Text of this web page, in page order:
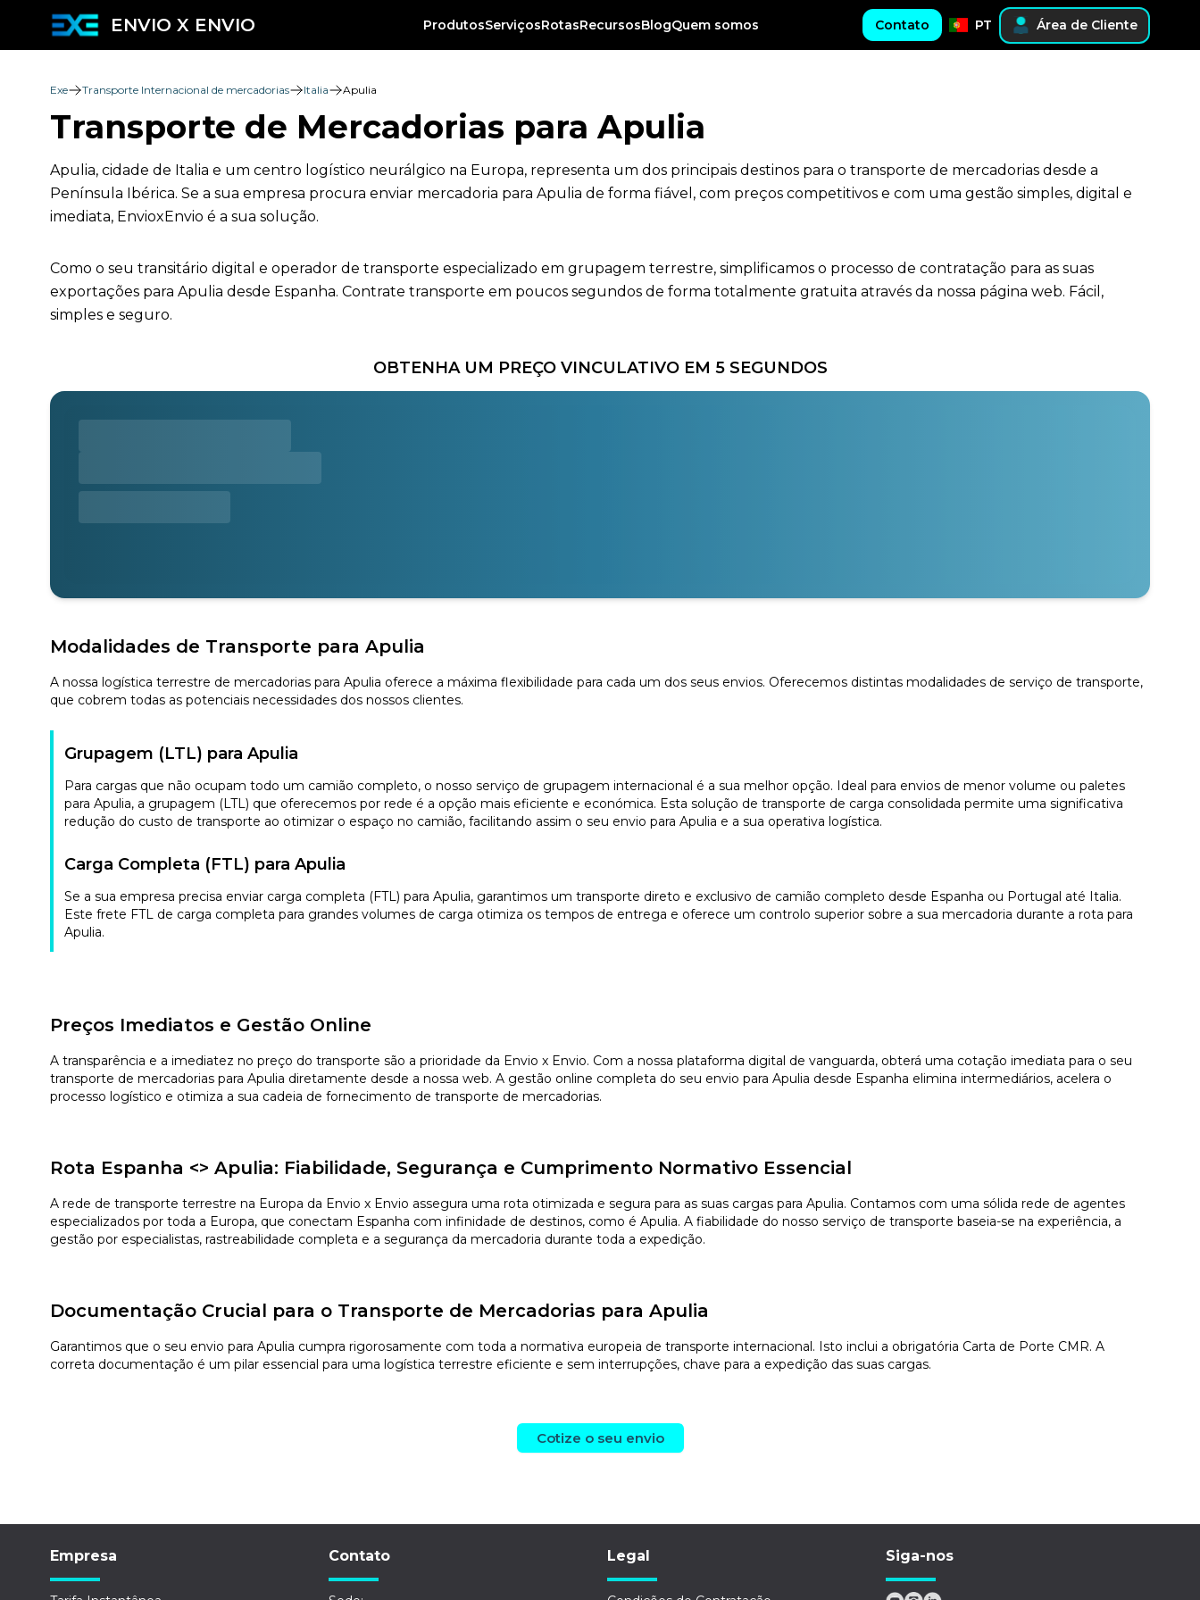
ENVIO X ENVIO ProdutosServiçosRotasRecursosBlogQuem somos Contato PT Área de Cliente
Exe Transporte Internacional de mercadorias Italia Apulia
Transporte de Mercadorias para Apulia
Apulia, cidade de Italia e um centro logístico neurálgico na Europa, representa um dos principais destinos para o transporte de mercadorias desde a
Península Ibérica. Se a sua empresa procura enviar mercadoria para Apulia de forma fiável, com preços competitivos e com uma gestão simples, digital e
imediata, EnvioxEnvio é a sua solução.
Como o seu transitário digital e operador de transporte especializado em grupagem terrestre, simplificamos o processo de contratação para as suas
exportações para Apulia desde Espanha. Contrate transporte em poucos segundos de forma totalmente gratuita através da nossa página web. Fácil,
simples e seguro.
OBTENHA UM PREÇO VINCULATIVO EM 5 SEGUNDOS
Modalidades de Transporte para Apulia
A nossa logística terrestre de mercadorias para Apulia oferece a máxima flexibilidade para cada um dos seus envios. Oferecemos distintas modalidades de serviço de transporte,
que cobrem todas as potenciais necessidades dos nossos clientes.
Grupagem (LTL) para Apulia
Para cargas que não ocupam todo um camião completo, o nosso serviço de grupagem internacional é a sua melhor opção. Ideal para envios de menor volume ou paletes
para Apulia, a grupagem (LTL) que oferecemos por rede é a opção mais eficiente e económica. Esta solução de transporte de carga consolidada permite uma significativa
redução do custo de transporte ao otimizar o espaço no camião, facilitando assim o seu envio para Apulia e a sua operativa logística.
Carga Completa (FTL) para Apulia
Se a sua empresa precisa enviar carga completa (FTL) para Apulia, garantimos um transporte direto e exclusivo de camião completo desde Espanha ou Portugal até Italia.
Este frete FTL de carga completa para grandes volumes de carga otimiza os tempos de entrega e oferece um controlo superior sobre a sua mercadoria durante a rota para
Apulia.
Preços Imediatos e Gestão Online
A transparência e a imediatez no preço do transporte são a prioridade da Envio x Envio. Com a nossa plataforma digital de vanguarda, obterá uma cotação imediata para o seu
transporte de mercadorias para Apulia diretamente desde a nossa web. A gestão online completa do seu envio para Apulia desde Espanha elimina intermediários, acelera o
processo logístico e otimiza a sua cadeia de fornecimento de transporte de mercadorias.
Rota Espanha <> Apulia: Fiabilidade, Segurança e Cumprimento Normativo Essencial
A rede de transporte terrestre na Europa da Envio x Envio assegura uma rota otimizada e segura para as suas cargas para Apulia. Contamos com uma sólida rede de agentes
especializados por toda a Europa, que conectam Espanha com infinidade de destinos, como é Apulia. A fiabilidade do nosso serviço de transporte baseia-se na experiência, a
gestão por especialistas, rastreabilidade completa e a segurança da mercadoria durante toda a expedição.
Documentação Crucial para o Transporte de Mercadorias para Apulia
Garantimos que o seu envio para Apulia cumpra rigorosamente com toda a normativa europeia de transporte internacional. Isto inclui a obrigatória Carta de Porte CMR. A
correta documentação é um pilar essencial para uma logística terrestre eficiente e sem interrupções, chave para a expedição das suas cargas.
Cotize o seu envio
Empresa Contato Legal Siga-nos